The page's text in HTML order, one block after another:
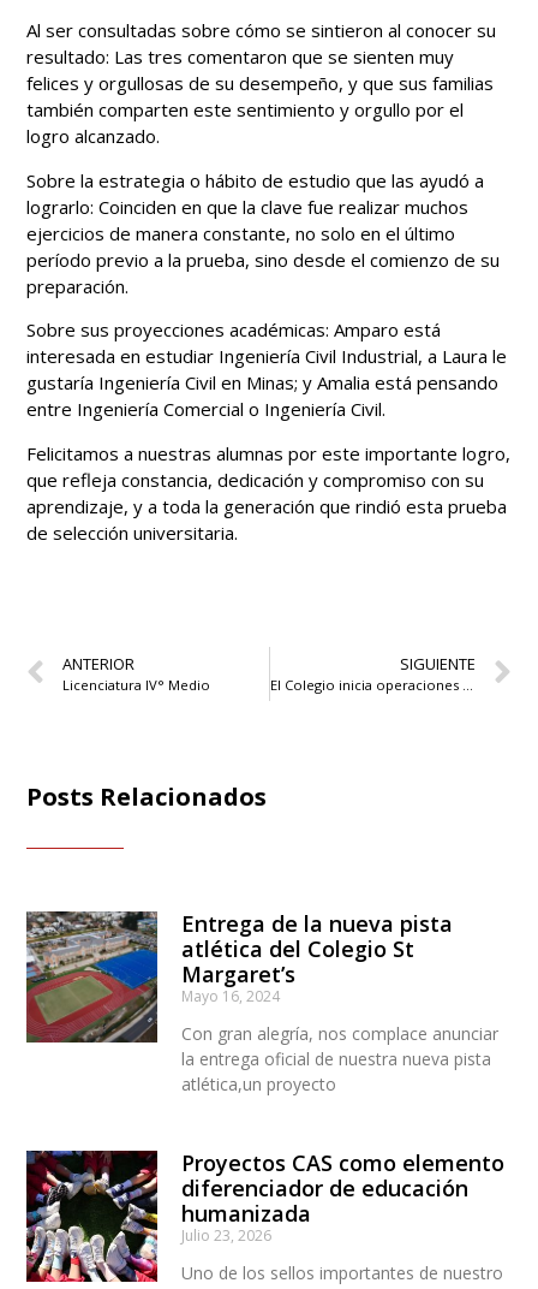
Al ser consultadas sobre cómo se sintieron al conocer su
resultado: Las tres comentaron que se sienten muy
felices y orgullosas de su desempeño, y que sus familias
también comparten este sentimiento y orgullo por el
logro alcanzado.
Sobre la estrategia o hábito de estudio que las ayudó a
lograrlo: Coinciden en que la clave fue realizar muchos
ejercicios de manera constante, no solo en el último
período previo a la prueba, sino desde el comienzo de su
preparación.
Sobre sus proyecciones académicas: Amparo está
interesada en estudiar Ingeniería Civil Industrial, a Laura le
gustaría Ingeniería Civil en Minas; y Amalia está pensando
entre Ingeniería Comercial o Ingeniería Civil.
Felicitamos a nuestras alumnas por este importante logro,
que refleja constancia, dedicación y compromiso con su
aprendizaje, y a toda la generación que rindió esta prueba
de selección universitaria.
ANTERIOR
Licenciatura IV° Medio
SIGUIENTE
Posts Relacionados
Entrega de la nueva pista
atlética del Colegio St
Margaret’s
Mayo 16, 2024
Con gran alegría, nos complace anunciar
la entrega oficial de nuestra nueva pista
atlética,un proyecto
Proyectos CAS como elemento
diferenciador de educación
humanizada
Julio 23, 2026
Uno de los sellos importantes de nuestro